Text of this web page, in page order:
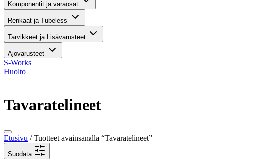
Komponentit ja varaosat
Renkaat ja Tubeless
Tarvikkeet ja Lisävarusteet
Ajovarusteet
S-Works
Huolto
Tavaratelineet
Etusivu / Tuotteet avainsanalla “Tavaratelineet”
Suodata